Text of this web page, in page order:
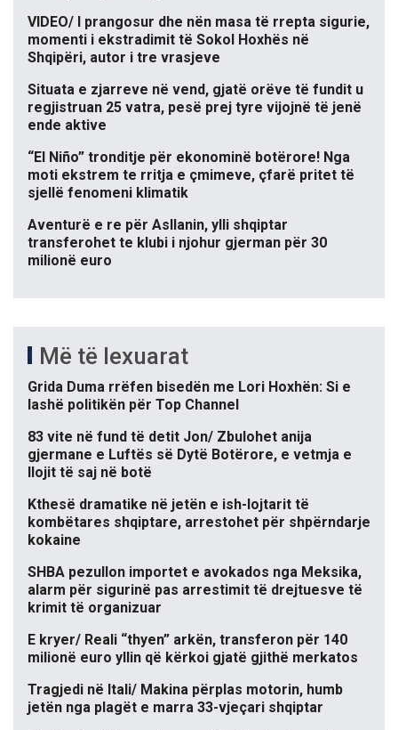
VIDEO/ I prangosur dhe nën masa të rrepta sigurie,
momenti i ekstradimit të Sokol Hoxhës në
Shqipëri, autor i tre vrasjeve
Situata e zjarreve në vend, gjatë orëve të fundit u
regjistruan 25 vatra, pesë prej tyre vijojnë të jenë
ende aktive
“El Niño” tronditje për ekonominë botërore! Nga
moti ekstrem te rritja e çmimeve, çfarë pritet të
sjellë fenomeni klimatik
Aventurë e re për Asllanin, ylli shqiptar
transferohet te klubi i njohur gjerman për 30
milionë euro
Më të lexuarat
Grida Duma rrëfen bisedën me Lori Hoxhën: Si e
lashë politikën për Top Channel
83 vite në fund të detit Jon/ Zbulohet anija
gjermane e Luftës së Dytë Botërore, e vetmja e
llojit të saj në botë
Kthesë dramatike në jetën e ish-lojtarit të
kombëtares shqiptare, arrestohet për shpërndarje
kokaine
SHBA pezullon importet e avokados nga Meksika,
alarm për sigurinë pas arrestimit të drejtuesve të
krimit të organizuar
E kryer/ Reali “thyen” arkën, transferon për 140
milionë euro yllin që kërkoi gjatë gjithë merkatos
Tragjedi në Itali/ Makina përplas motorin, humb
jetën nga plagët e marra 33-vjeçari shqiptar